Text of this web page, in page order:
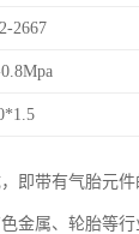
2667
即带有气胎元
金属、轮胎等